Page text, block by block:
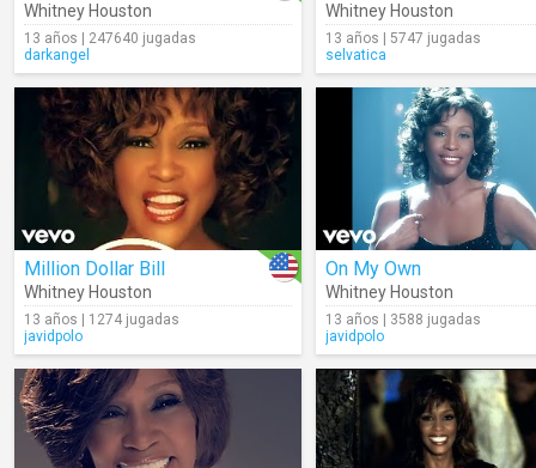
Whitney Houston
13 años | 247640 jugadas
darkangel
Whitney Houston
13 años | 5747 jugadas
selvatica
Million Dollar Bill
Whitney Houston
13 años | 1274 jugadas
javidpolo
On My Own
Whitney Houston
13 años | 3588 jugadas
javidpolo